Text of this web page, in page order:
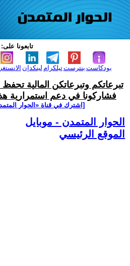
تابعونا على:
لينكدإن تيلكرامبنترست بودكاست
تبرعاتكم وتبرعاتكن المالية
فشاركونا في دعم استمرارية
[اشترك في قناة ‫«الحوار
الحوار المتمدن - موبايل
الموقع الرئيسي